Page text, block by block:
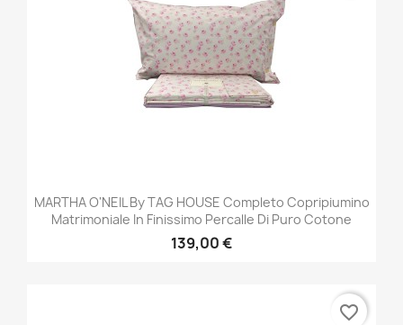
MARTHA O'NEIL By TAG HOUSE Completo Copripiumino
Matrimoniale In Finissimo Percalle Di Puro Cotone
139,00 €
favorite_border